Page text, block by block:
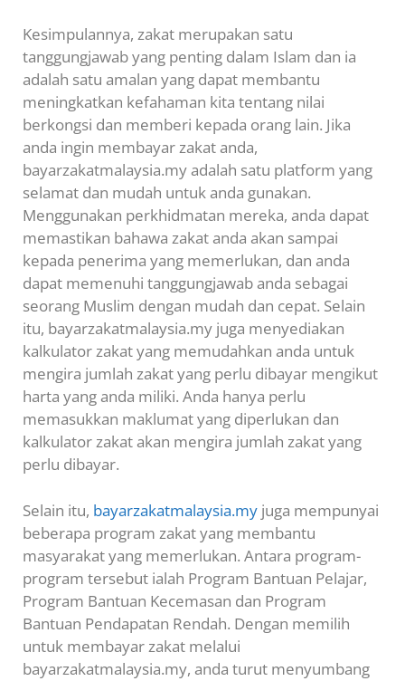
Kesimpulannya, zakat merupakan satu
tanggungjawab yang penting dalam Islam dan ia
adalah satu amalan yang dapat membantu
meningkatkan kefahaman kita tentang nilai
berkongsi dan memberi kepada orang lain. Jika
anda ingin membayar zakat anda,
bayarzakatmalaysia.my adalah satu platform yang
selamat dan mudah untuk anda gunakan.
Menggunakan perkhidmatan mereka, anda dapat
memastikan bahawa zakat anda akan sampai
kepada penerima yang memerlukan, dan anda
dapat memenuhi tanggungjawab anda sebagai
seorang Muslim dengan mudah dan cepat. Selain
itu, bayarzakatmalaysia.my juga menyediakan
kalkulator zakat yang memudahkan anda untuk
mengira jumlah zakat yang perlu dibayar mengikut
harta yang anda miliki. Anda hanya perlu
memasukkan maklumat yang diperlukan dan
kalkulator zakat akan mengira jumlah zakat yang
perlu dibayar.
Selain itu, bayarzakatmalaysia.my juga mempunyai
beberapa program zakat yang membantu
masyarakat yang memerlukan. Antara program-
program tersebut ialah Program Bantuan Pelajar,
Program Bantuan Kecemasan dan Program
Bantuan Pendapatan Rendah. Dengan memilih
untuk membayar zakat melalui
bayarzakatmalaysia.my, anda turut menyumbang